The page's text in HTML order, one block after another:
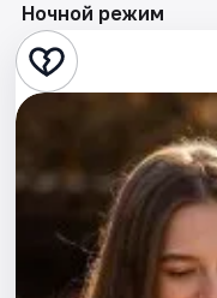
Театр
Стендап
Экскурсии
Ночной режим